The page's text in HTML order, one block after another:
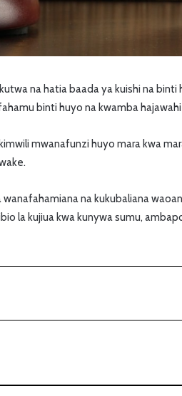
na hatia baada ya kuishi na binti
binti huyo na kwamba
mwanafunzi huyo mara kwa
na kukubaliana
la kujiua kwa kunywa sumu,